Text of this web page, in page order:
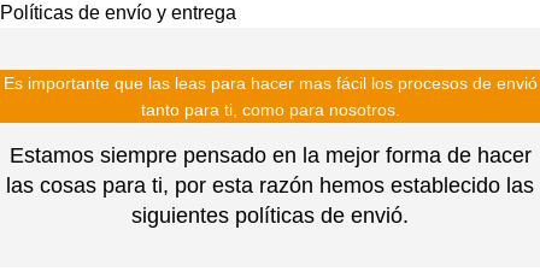
Políticas de envío y entrega
Es importante que las leas para hacer mas fácil los procesos de envió
tanto para ti, como para nosotros.
Estamos siempre pensado en la mejor forma de hacer
las cosas para ti, por esta razón hemos establecido las
siguientes políticas de envió.